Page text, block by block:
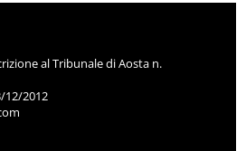
al Tribunale di Aosta n.
12/2012